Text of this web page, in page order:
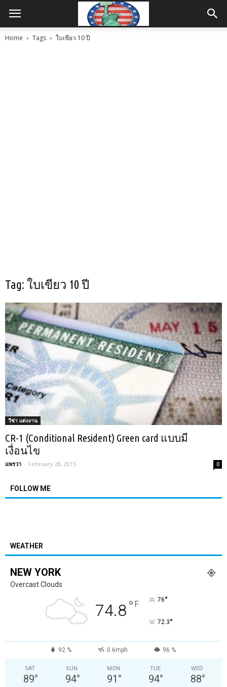
Home Tags ใบเขียว 10 ปี
Tag: ใบเขียว 10 ปี
วีซ่า แต่งงาน
CR-1 (Conditional Resident) Green card แบบมี
เงื่อนไข
แพรวา - February 28, 2015 0
FOLLOW ME
WEATHER
NEW YORK
Overcast Clouds
74.8° F 76°
72.3°
92 % 0.6mph 96 %
SAT
89°
SUN
94°
MON
91 °
TUE
94°
WED
88°